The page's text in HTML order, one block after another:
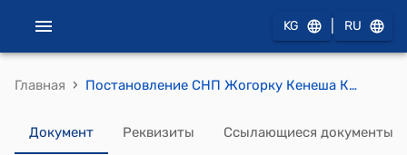
KG RU
Главная › Постановление СНП Жогорку Кенеша КР от 10 ноября 1998 года П №938-1-15 "О принятии Закона Кыргызской Республики "О внесении изменений и дополнений в Закон Кыргызской Республики "О республиканском бюджете Кыргызской Республики на 1998 год"
Документ Реквизиты Ссылающиеся документы